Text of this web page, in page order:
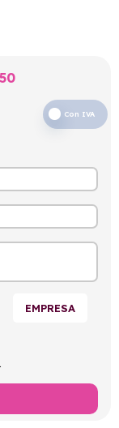
Con IVA
EMPRESA